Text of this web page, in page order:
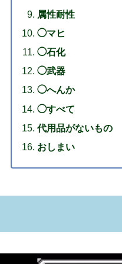
属性耐性
◯マヒ
◯石化
◯武器
◯へんか
◯すべて
代用品がないもの
おしまい